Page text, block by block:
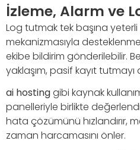
İzleme, Alarm ve
Log tutmak tek başına
mekanizmasıyla
ekibe bildirim gönderilebilir.
yaklaşım, pasif kayıt
ai hostinggibi kaynak
panelleriyle birlikte
hata çözümünü hızlandırır,
zaman harcamasını önler.